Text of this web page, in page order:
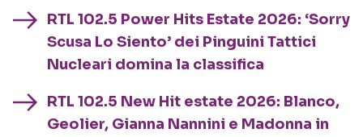
RTL 102.5 Power Hits Estate 2026: ‘Sorry
Scusa Lo Siento’ dei Pinguini Tattici
Nucleari domina la classifica
RTL 102.5 New Hit estate 2026: Blanco,
Geolier, Gianna Nannini e Madonna in